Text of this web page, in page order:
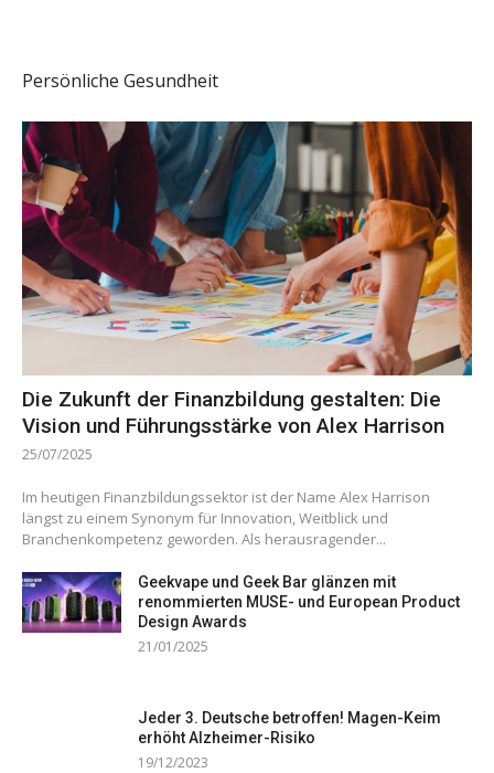
Persönliche Gesundheit
Die Zukunft der Finanzbildung gestalten: Die
Vision und Führungsstärke von Alex Harrison
25/07/2025
Im heutigen Finanzbildungssektor ist der Name Alex Harrison
längst zu einem Synonym für Innovation, Weitblick und
Branchenkompetenz geworden. Als herausragender...
Geekvape und Geek Bar glänzen mit
renommierten MUSE- und European Product
Design Awards
21/01/2025
Jeder 3. Deutsche betroffen! Magen-Keim
erhöht Alzheimer-Risiko
19/12/2023